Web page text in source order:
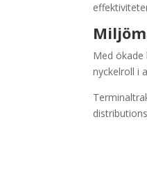
Med
nyckelroll i